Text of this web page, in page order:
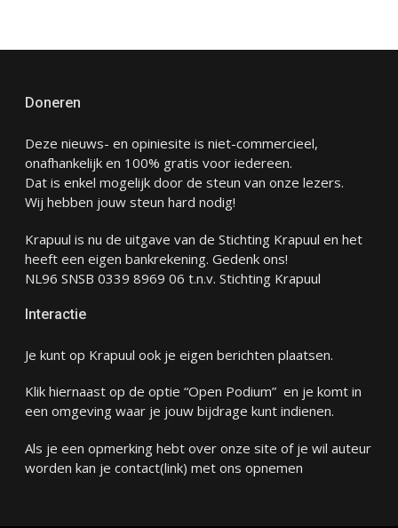
Doneren
Deze nieuws- en opiniesite is niet-commercieel,
onafhankelijk en 100% gratis voor iedereen.
Dat is enkel mogelijk door de steun van onze lezers.
Wij hebben jouw steun hard nodig!
Krapuul is nu de uitgave van de Stichting Krapuul en het
heeft een eigen bankrekening. Gedenk ons!
NL96 SNSB 0339 8969 06 t.n.v. Stichting Krapuul
Interactie
Je kunt op Krapuul ook je eigen berichten plaatsen.
Klik hiernaast op de optie “Open Podium” en je komt in
een omgeving waar je jouw bijdrage kunt indienen.
Als je een opmerking hebt over onze site of je wil auteur
worden kan je contact(link) met ons opnemen